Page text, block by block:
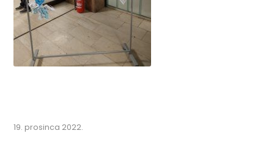
19. prosinca 2022.